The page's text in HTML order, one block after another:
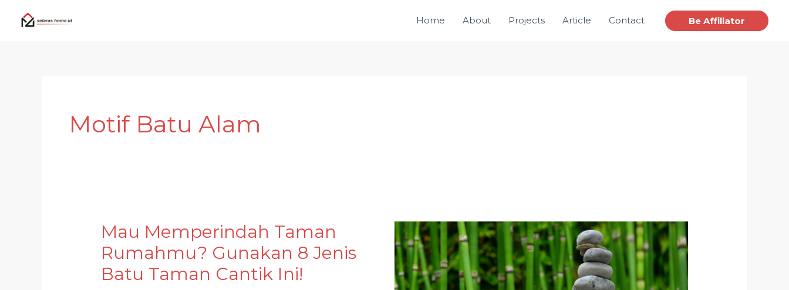
Home About Projects Article Contact Be Affiliator
Motif Batu Alam
Mau Memperindah Taman
Rumahmu? Gunakan 8 Jenis
Batu Taman Cantik Ini!
Mau
Memperindah
Taman
Rumahmu?